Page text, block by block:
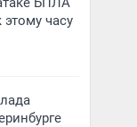
этому часу